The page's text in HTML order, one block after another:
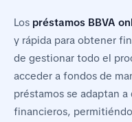
Los préstamos BBVA
y rápida para obtener
de gestionar todo el
acceder a fondos de
préstamos se adaptan
financieros,